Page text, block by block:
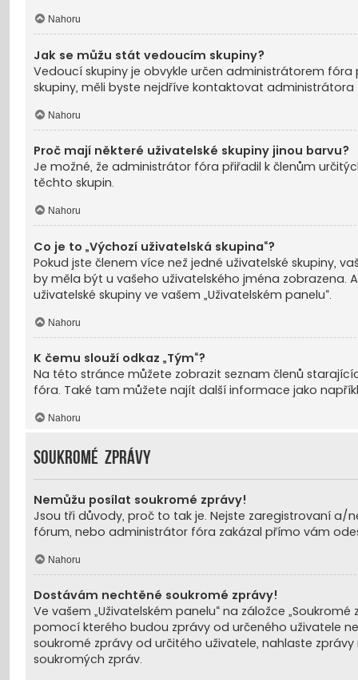
Nahoru
Jak se můžu stát vedoucím skupiny?
Vedoucí skupiny je obvykle určen administrátorem
skupiny, měli byste nejdříve kontaktovat
Nahoru
Proč mají některé uživatelské skupiny jinou barvu?
Je možné, že administrátor fóra přiřadil k členům
těchto skupin.
Nahoru
Co je to „Výchozí uživatelská skupina“?
Pokud jste členem více než jedné uživatelské skupiny,
by měla být u vašeho uživatelského jména
uživatelské skupiny ve vašem „Uživatelském panelu“.
Nahoru
K čemu slouží odkaz „Tým“?
Na této stránce můžete zobrazit seznam členů
fóra. Také tam můžete najít další informace jako
Nahoru
Soukromé zprávy
Nemůžu posílat soukromé zprávy!
Jsou tři důvody, proč to tak je. Nejste zaregistrovaní
fórum, nebo administrátor fóra zakázal přímo vám
Nahoru
Dostávám nechtěné soukromé zprávy!
Ve vašem „Uživatelském panelu“ na záložce
pomocí kterého budou zprávy od určeného uživatele
soukromé zprávy od určitého uživatele, nahlaste
soukromých zpráv.